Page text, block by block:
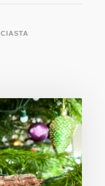
CIASTA